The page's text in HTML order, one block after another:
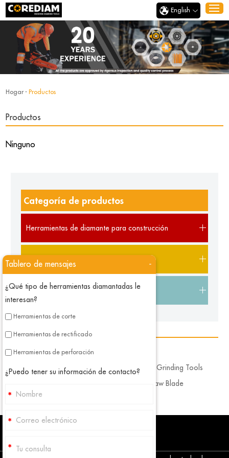
English
Hogar- Productos
Productos
Ninguno
Categoría de productos
Herramientas de diamante para construcción
Herramientas de diamante de piedra
Herramientas de diamante de bricolaje
Skype
Diamond Polishing Tools Diamond Grinding Tools
Diamond Saw Blade
Tablero de mensajes -
¿Qué tipo de herramientas diamantadas le
interesan?
Herramientas de corte
Herramientas de rectificado
Herramientas de perforación
¿Puedo tener su información de contacto?